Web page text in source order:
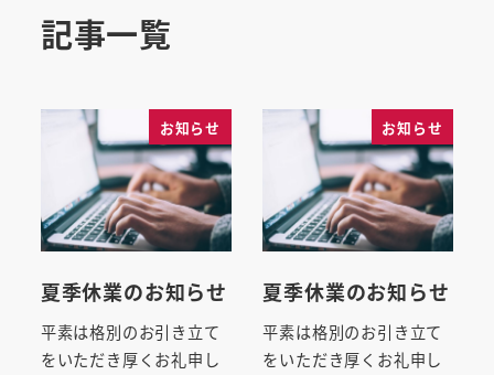
記事一覧
お知らせ
夏季休業のお知らせ
平素は格別のお引き立て
をいただき厚くお礼申し
お知らせ
夏季休業のお知らせ
平素は格別のお引き立て
をいただき厚くお礼申し